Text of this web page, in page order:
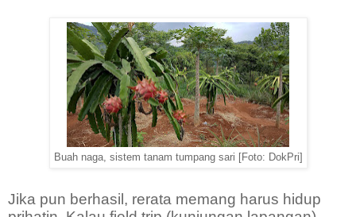
Buah naga, sistem tanam tumpang sari [Foto: DokPri]
Jika pun berhasil, rerata memang harus hidup